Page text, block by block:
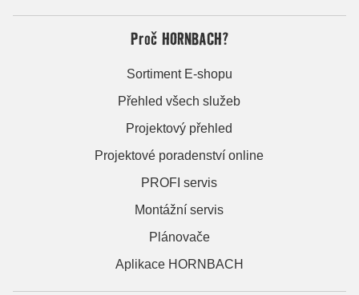
Proč HORNBACH?
Sortiment E-shopu
Přehled všech služeb
Projektový přehled
Projektové poradenství online
PROFI servis
Montážní servis
Plánovače
Aplikace HORNBACH